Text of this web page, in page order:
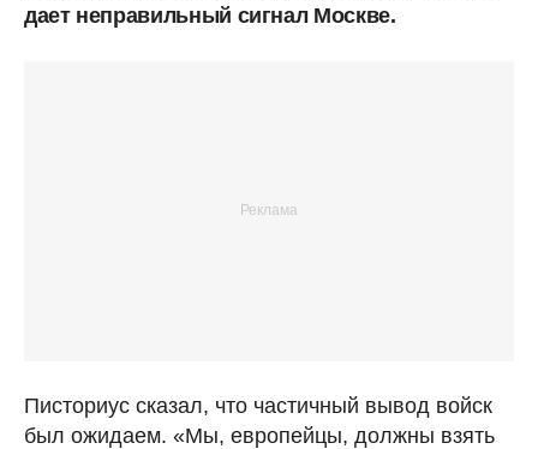
дает неправильный сигнал Москве.
Писториус сказал, что частичный вывод войск
был ожидаем. «Мы, европейцы, должны взять